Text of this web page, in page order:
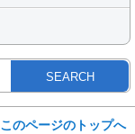
SEARCH
このページのトップへ